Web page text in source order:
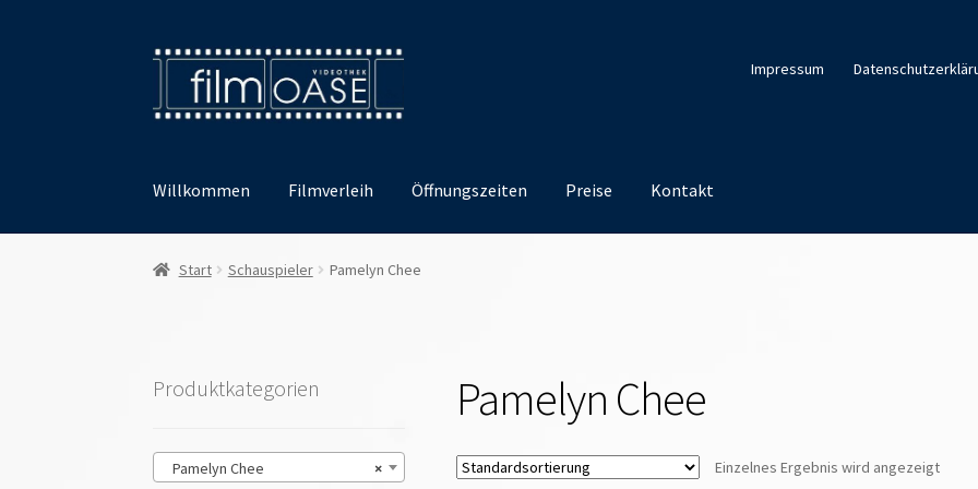
Zur
Navigation
springen
Zum
Inhalt
springen
Impressum
Willkommen Filmverleih Öffnungszeiten Preise Kontakt
Start Schauspieler Pamelyn Chee
Pamelyn Chee
Einzelnes Ergebnis wird angezeigt
Produktkategorien
×
Pamelyn Chee